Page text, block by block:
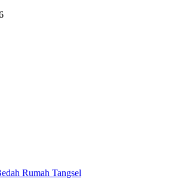
Rumah Tangsel